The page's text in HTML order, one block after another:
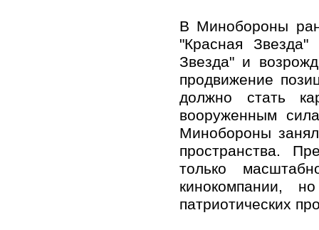
В Минобороны
"Красная
Звезда" и
продвижение
должно стать
вооруженным
Минобороны
пространства.
только
кинокомпании,
патриотических